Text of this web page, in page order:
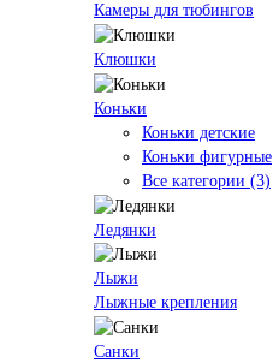
Камеры для тюбингов
Клюшки
Коньки
Коньки детские
Коньки фигурные
Все категории (3)
Ледянки
Лыжи
Лыжные крепления
Санки